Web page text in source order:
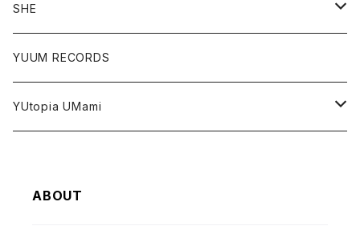
ステッカー / Stickers
ポストカード / Postcards
アクリルグッズ / Acrylic Items
似顔絵 / Portraits
SHE
ステッカー / Stickers
YUUM RECORDS
YUtopia UMami
ステッカー / Stickers
ABOUT